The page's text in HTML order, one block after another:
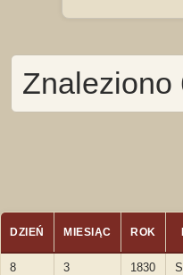
Znaleziono
DZIEŃ MIESIĄC ROK
8 3 1830